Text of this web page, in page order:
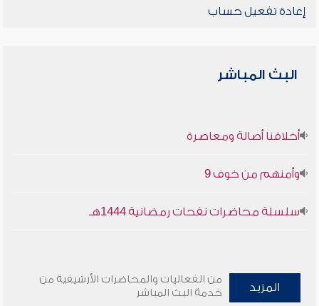
إعادة تفعيل حساب
البث المباشر
أخلاقنا أصالة ومعاصرة
وأمنهم من خوف 9
سلسلة محاضرات نفحات رمضانية 1444هـ
المزيد
من الفعاليات والمحاضرات الأرشيفية من
خدمة البث المباشر